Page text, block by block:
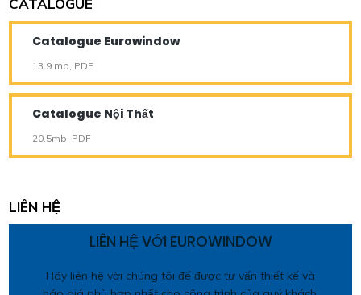
CATALOGUE
Catalogue Eurowindow
13.9 mb, PDF
Catalogue Nội Thất
20.5mb, PDF
LIÊN HỆ
LIÊN HỆ VỚI EUROWINDOW
Hãy liên hệ với chúng tôi để được tư vấn thiết kế và